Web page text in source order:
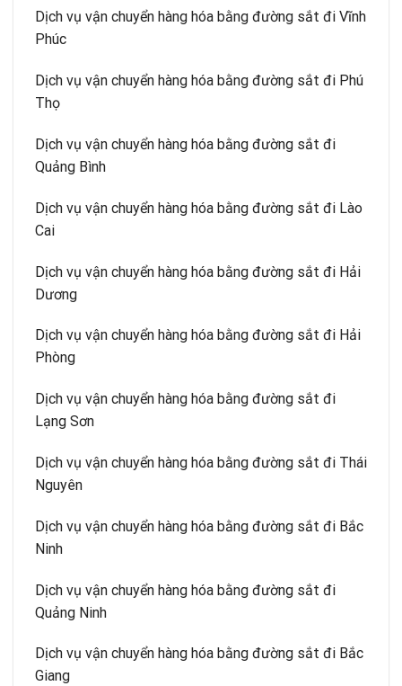
Dịch vụ vận chuyển hàng hóa bằng đường sắt đi Vĩnh
Phúc
Dịch vụ vận chuyển hàng hóa bằng đường sắt đi Phú
Thọ
Dịch vụ vận chuyển hàng hóa bằng đường sắt đi
Quảng Bình
Dịch vụ vận chuyển hàng hóa bằng đường sắt đi Lào
Cai
Dịch vụ vận chuyển hàng hóa bằng đường sắt đi Hải
Dương
Dịch vụ vận chuyển hàng hóa bằng đường sắt đi Hải
Phòng
Dịch vụ vận chuyển hàng hóa bằng đường sắt đi
Lạng Sơn
Dịch vụ vận chuyển hàng hóa bằng đường sắt đi Thái
Nguyên
Dịch vụ vận chuyển hàng hóa bằng đường sắt đi Bắc
Ninh
Dịch vụ vận chuyển hàng hóa bằng đường sắt đi
Quảng Ninh
Dịch vụ vận chuyển hàng hóa bằng đường sắt đi Bắc
Giang